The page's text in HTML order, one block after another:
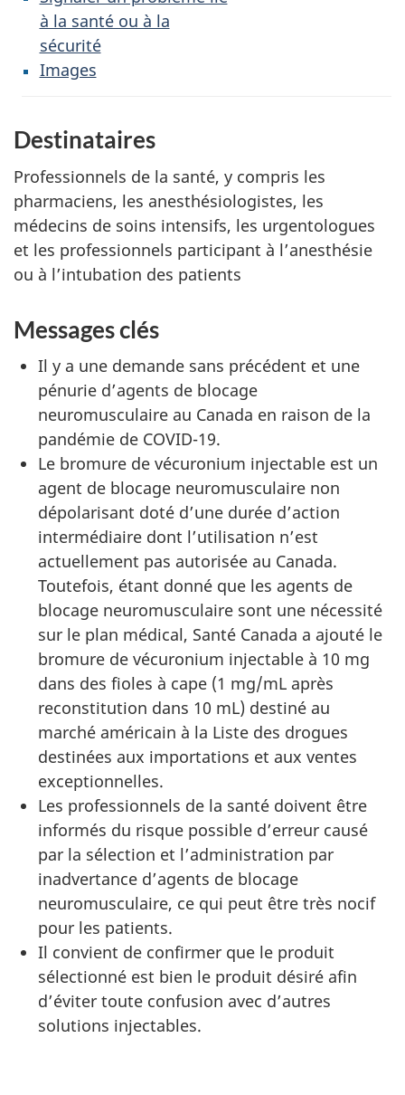
à la santé ou à la
sécurité
Images
Destinataires
Professionnels de la santé, y compris les
pharmaciens, les anesthésiologistes, les
médecins de soins intensifs, les urgentologues
et les professionnels participant à l’anesthésie
ou à l’intubation des patients
Messages clés
Il y a une demande sans précédent et une
pénurie d’agents de blocage
neuromusculaire au Canada en raison de la
pandémie de COVID-19.
Le bromure de vécuronium injectable est un
agent de blocage neuromusculaire non
dépolarisant doté d’une durée d’action
intermédiaire dont l’utilisation n’est
actuellement pas autorisée au Canada.
Toutefois, étant donné que les agents de
blocage neuromusculaire sont une nécessité
sur le plan médical, Santé Canada a ajouté le
bromure de vécuronium injectable à 10 mg
dans des fioles à cape (1 mg/mL après
reconstitution dans 10 mL) destiné au
marché américain à la Liste des drogues
destinées aux importations et aux ventes
exceptionnelles.
Les professionnels de la santé doivent être
informés du risque possible d’erreur causé
par la sélection et l’administration par
inadvertance d’agents de blocage
neuromusculaire, ce qui peut être très nocif
pour les patients.
Il convient de confirmer que le produit
sélectionné est bien le produit désiré afin
d’éviter toute confusion avec d’autres
solutions injectables.